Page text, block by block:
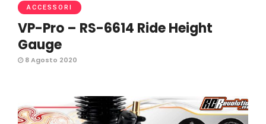
ACCESSORI
VP-Pro – RS-6614 Ride Height
Gauge
8 Agosto 2020